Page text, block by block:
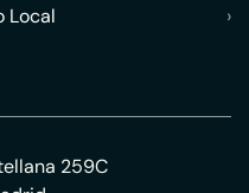
Local
›
259C